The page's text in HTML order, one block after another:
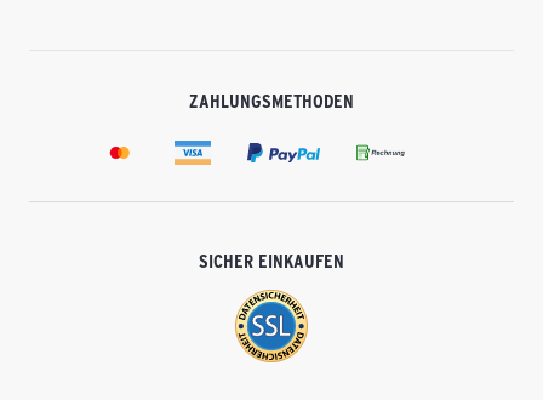
ZAHLUNGSMETHODEN
SICHER EINKAUFEN